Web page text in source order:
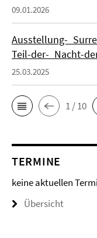
09.01.2026
Ausstellung-
Teil-der-_Nacht-
25.03.2025
1 / 10
TERMINE
keine aktuellen
Übersicht